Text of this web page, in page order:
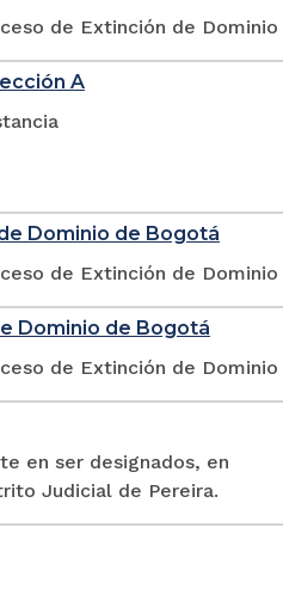
de Extinción de Dominio
A
Dominio de Bogotá
de Extinción de Dominio
Dominio de Bogotá
de Extinción de Dominio
en ser designados, en
Judicial de Pereira.